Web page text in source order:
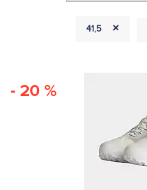
41,5 +
- 20 %